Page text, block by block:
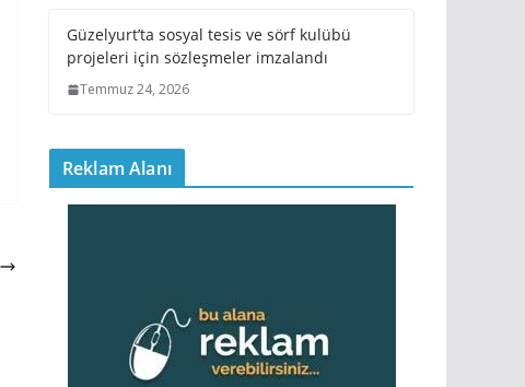
Güzelyurt’ta sosyal tesis ve sörf kulübü
projeleri için sözleşmeler imzalandı
Temmuz 24, 2026
Reklam Alanı